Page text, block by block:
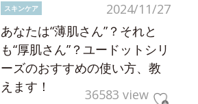
2024/11/27
スキンケア
あなたは“薄肌さん”？それと
も“厚肌さん”？ユードットシリ
ーズのおすすめの使い方、教
えます！
36583 view